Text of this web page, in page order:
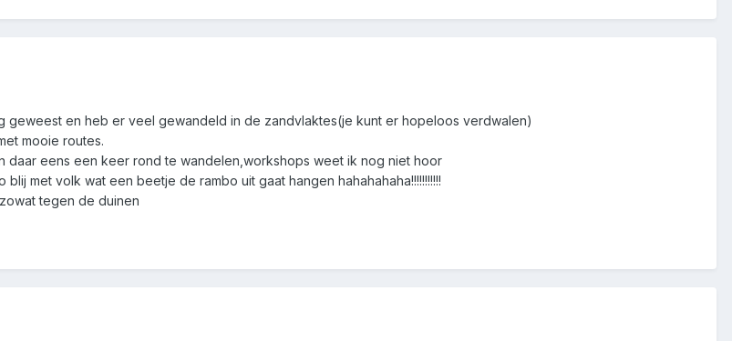
geweest en heb er veel gewandeld in de zandvlaktes(je kunt er hopeloos verdwalen)
mooie routes.
daar eens een keer rond te wandelen,workshops weet ik nog niet hoor
met volk wat een beetje de rambo uit gaat hangen hahahahaha!!!!!!!!!!!
tegen de duinen